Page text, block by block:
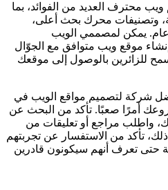
محترف العديد من الفوائد، بما
وتصنيفات محرك بحث أعلى،
يمكن لمصممي الويب
موقع ويب متوافق مع الجوّال
للزائرين بالوصول إلى موقعك
شركة لتصميم مواقع الويب في
أمرًا صعبًا. تأكد من البحث عن
واطلب مراجع أو تعليقات من
ذلك، تأكد من الاستفسار عن تجربتهم
حتى تعرف أنهم سيكونون قادرين